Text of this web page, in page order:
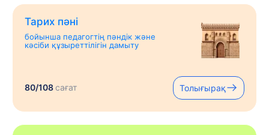
Тарих пәні
бойынша педагогтің пәндік және
кәсіби құзыреттілігін дамыту
80/108сағат Толығырақ